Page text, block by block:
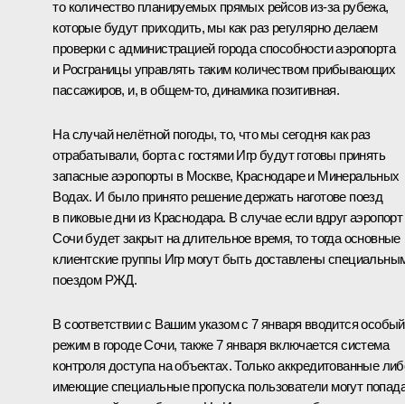
то количество планируемых прямых рейсов из‑за рубежа,
которые будут приходить, мы как раз регулярно делаем
проверки с администрацией города способности аэропорта
и Росграницы управлять таким количеством прибывающих
пассажиров, и, в общем‑то, динамика позитивная.
На случай нелётной погоды, то, что мы сегодня как раз
отрабатывали, борта с гостями Игр будут готовы принять
запасные аэропорты в Москве, Краснодаре и Минеральных
Водах. И было принято решение держать наготове поезд
в пиковые дни из Краснодара. В случае если вдруг аэропорт
Сочи будет закрыт на длительное время, то тогда основные
клиентские группы Игр могут быть доставлены
поездом РЖД.
В соответствии с Вашим указом с 7 января вводится особый
режим в городе Сочи, также 7 января включается система
контроля доступа на объектах. Только аккредитованные
имеющие специальные пропуска пользователи могут